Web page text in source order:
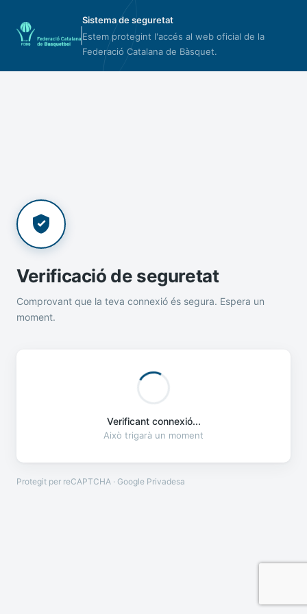
Sistema de seguretat
Estem protegint l'accés al web oficial de la
Federació Catalana de Bàsquet.
Verificació de seguretat
Comprovant que la teva connexió és segura. Espera un
moment.
Verificant connexió...
Això trigarà un moment
Protegit per reCAPTCHA · Google Privadesa